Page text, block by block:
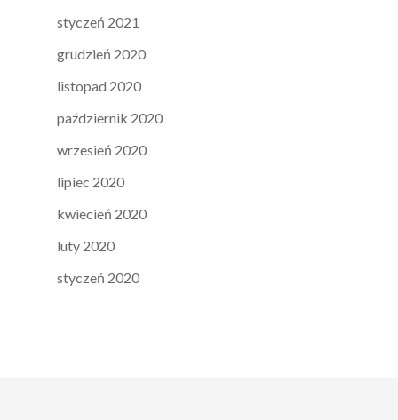
styczeń 2021
grudzień 2020
listopad 2020
październik 2020
wrzesień 2020
lipiec 2020
kwiecień 2020
luty 2020
styczeń 2020